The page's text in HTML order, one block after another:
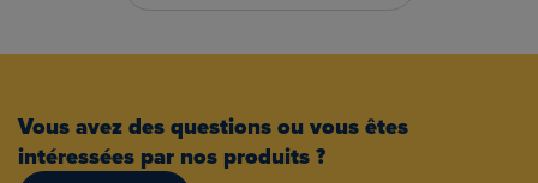
Vous avez des questions ou vous êtes
intéressées par nos produits ?